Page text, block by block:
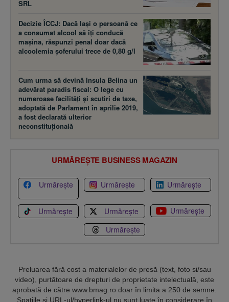
SRL
Decizie ÎCCJ: Dacă laşi o persoană ce
a consumat alcool să îţi conducă
maşina, răspunzi penal doar dacă
alcoolemia şoferului trece de 0,80 g/l
Cum urma să devină Insula Belina un
adevărat paradis fiscal: O lege cu
numeroase facilităţi şi scutiri de taxe,
adoptată de Parlament în aprilie 2019,
a fost declarată ulterior
neconstituţională
URMĂREȘTE BUSINESS MAGAZIN
Urmărește Urmărește Urmărește
Urmărește Urmărește
Urmărește
Urmărește
Preluarea fără cost a materialelor de presă (text, foto si/sau
video), purtătoare de drepturi de proprietate intelectuală, este
aprobată de către www.bmag.ro doar în limita a 250 de semne.
Spaţiile şi URL-ul/hyperlink-ul nu sunt luate în considerare în